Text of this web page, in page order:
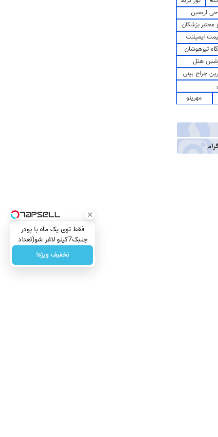
اربعین
پزشکان
ایمپلنت
تیزهوشان
هتل
جراح بینی
مهرینو
فقط توی یک ماه با پودر
جلبک7کیلو لاغر شو(تعداد
محدود)
تخفیف ویژه!